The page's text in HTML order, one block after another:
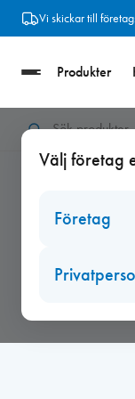
Hoppa
Vi skickar till
Produkter
Välj företag
Företag
Hem